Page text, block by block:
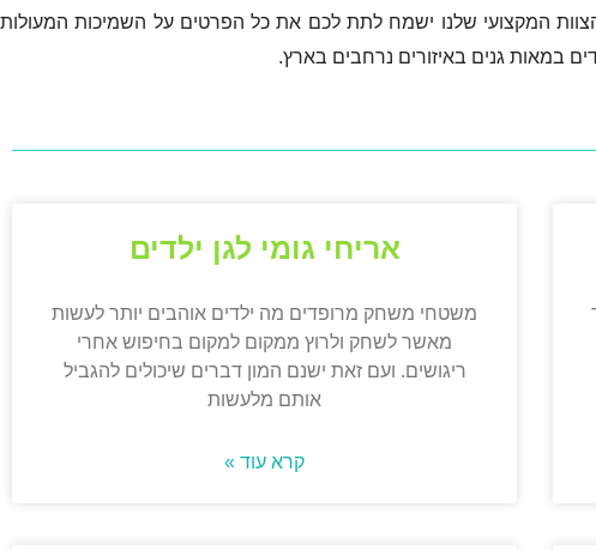
המקצועי שלנו ישמח לתת לכם את כל הפרטים על השמיכות המעולות
במאות גנים באיזורים נרחבים בארץ.
אריחי גומי לגן ילדים
משטחי משחק מרופדים מה ילדים אוהבים יותר לעשות
מאשר לשחק ולרוץ ממקום למקום בחיפוש אחרי
ריגושים. ועם זאת ישנם המון דברים שיכולים להגביל
אותם מלעשות
קרא עוד »